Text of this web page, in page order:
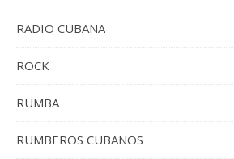
RADIO CUBANA
ROCK
RUMBA
RUMBEROS CUBANOS